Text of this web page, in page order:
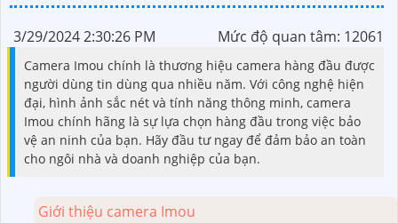
3/29/2024 2:30:26 PM Mức độ quan tâm: 12061
Camera Imou chính là thương hiệu camera hàng đầu được
người dùng tin dùng qua nhiều năm. Với công nghệ hiện
đại, hình ảnh sắc nét và tính năng thông minh, camera
Imou chính hãng là sự lựa chọn hàng đầu trong việc bảo
vệ an ninh của bạn. Hãy đầu tư ngay để đảm bảo an toàn
cho ngôi nhà và doanh nghiệp của bạn.
Giới thiệu camera Imou